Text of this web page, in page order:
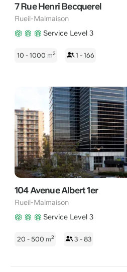
7 Rue Henri Becquerel
Rueil-Malmaison
Service Level 3
10 - 1000 m2 1 - 166
104 Avenue Albert 1er
Rueil-Malmaison
Service Level 3
20 - 500 m2 3 - 83